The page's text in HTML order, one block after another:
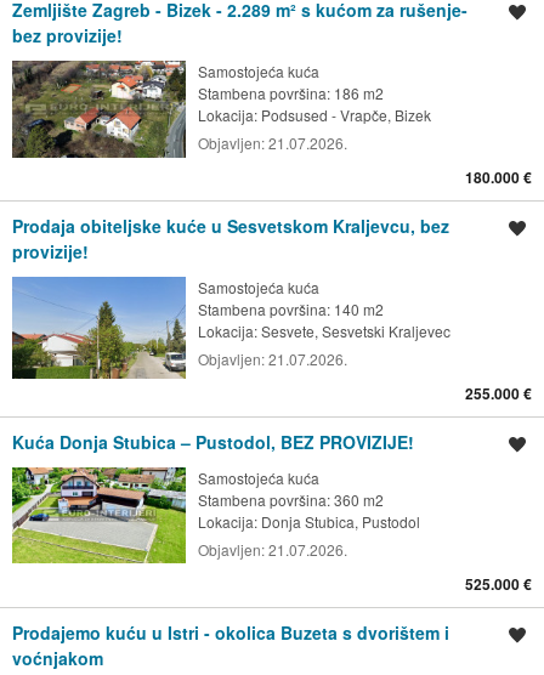
Zemljište Zagreb - Bizek - 2.289 m² s kućom za rušenje-
bez provizije!
Samostojeća kuća
Stambena površina: 186 m2
Lokacija: Podsused - Vrapče, Bizek
Objavljen:21.07.2026.
180.000 €
Prodaja obiteljske kuće u Sesvetskom Kraljevcu, bez
provizije!
Samostojeća kuća
Stambena površina: 140 m2
Lokacija:Sesvete, Sesvetski Kraljevec
Objavljen:21.07.2026.
255.000 €
Kuća Donja Stubica – Pustodol, BEZ PROVIZIJE!
Samostojeća kuća
Stambena površina: 360 m2
Lokacija: Donja Stubica, Pustodol
Objavljen:21.07.2026.
525.000 €
Prodajemo kuću u Istri - okolica Buzeta s dvorištem i
voćnjakom